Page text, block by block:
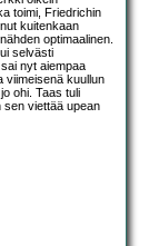
toimi, Friedrichin
kuitenkaan
optimaalinen.
selvästi
sai nyt aiempaa
viimeisenä kuullun
ohi. Taas tuli
sen viettää upean